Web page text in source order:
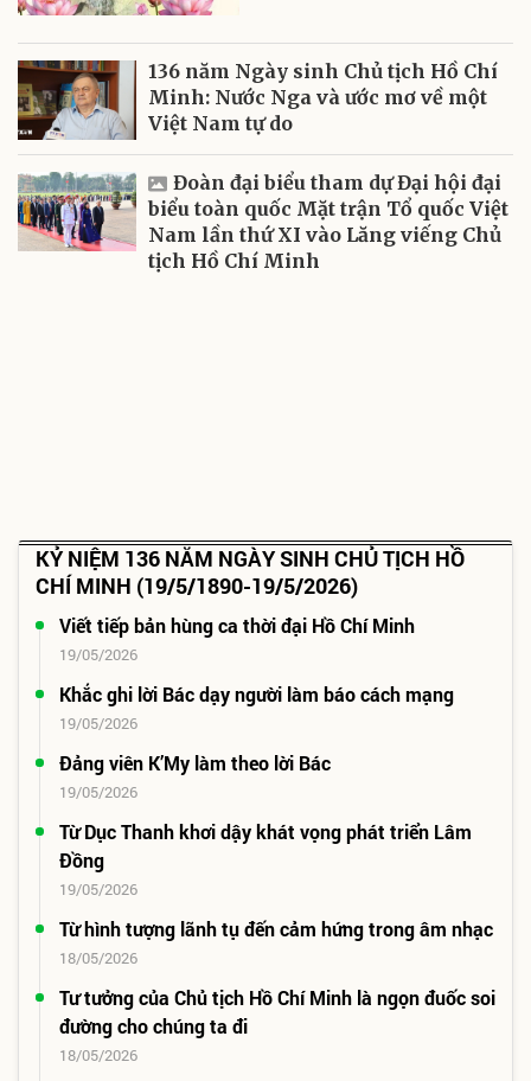
136 năm Ngày sinh Chủ tịch Hồ Chí
Minh: Nước Nga và ước mơ về một
Việt Nam tự do
Đoàn đại biểu tham dự Đại hội đại
biểu toàn quốc Mặt trận Tổ quốc Việt
Nam lần thứ XI vào Lăng viếng Chủ
tịch Hồ Chí Minh
KỶ NIỆM 136 NĂM NGÀY SINH CHỦ TỊCH HỒ
CHÍ MINH (19/5/1890-19/5/2026)
Viết tiếp bản hùng ca thời đại Hồ Chí Minh
19/05/2026
Khắc ghi lời Bác dạy người làm báo cách mạng
19/05/2026
Đảng viên K’My làm theo lời Bác
19/05/2026
Từ Dục Thanh khơi dậy khát vọng phát triển Lâm
Đồng
19/05/2026
Từ hình tượng lãnh tụ đến cảm hứng trong âm nhạc
18/05/2026
Tư tưởng của Chủ tịch Hồ Chí Minh là ngọn đuốc soi
đường cho chúng ta đi
18/05/2026